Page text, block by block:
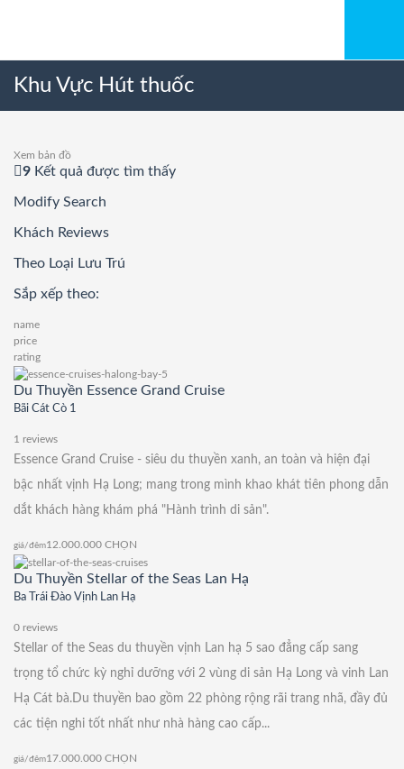
Khu Vực Hút thuốc
Xem bản đồ
9 Kết quả được tìm thấy
Modify Search
Khách Reviews
Theo Loại Lưu Trú
Sắp xếp theo:
name
price
rating
Du Thuyền Essence Grand Cruise
Bãi Cát Cò 1
1 reviews
Essence Grand Cruise - siêu du thuyền xanh, an toàn và hiện đại
bậc nhất vịnh Hạ Long; mang trong mình khao khát tiên phong dẫn
dắt khách hàng khám phá "Hành trình di sản".
giá/đêm12.000.000 CHỌN
Du Thuyền Stellar of the Seas Lan Hạ
Ba Trái Đào Vịnh Lan Hạ
0 reviews
Stellar of the Seas du thuyền vịnh Lan hạ 5 sao đẳng cấp sang
trọng tổ chức kỳ nghỉ dưỡng với 2 vùng di sản Hạ Long và vinh Lan
Hạ Cát bà.Du thuyền bao gồm 22 phòng rộng rãi trang nhã, đầy đủ
các tiện nghi tốt nhất như nhà hàng cao cấp...
giá/đêm17.000.000 CHỌN